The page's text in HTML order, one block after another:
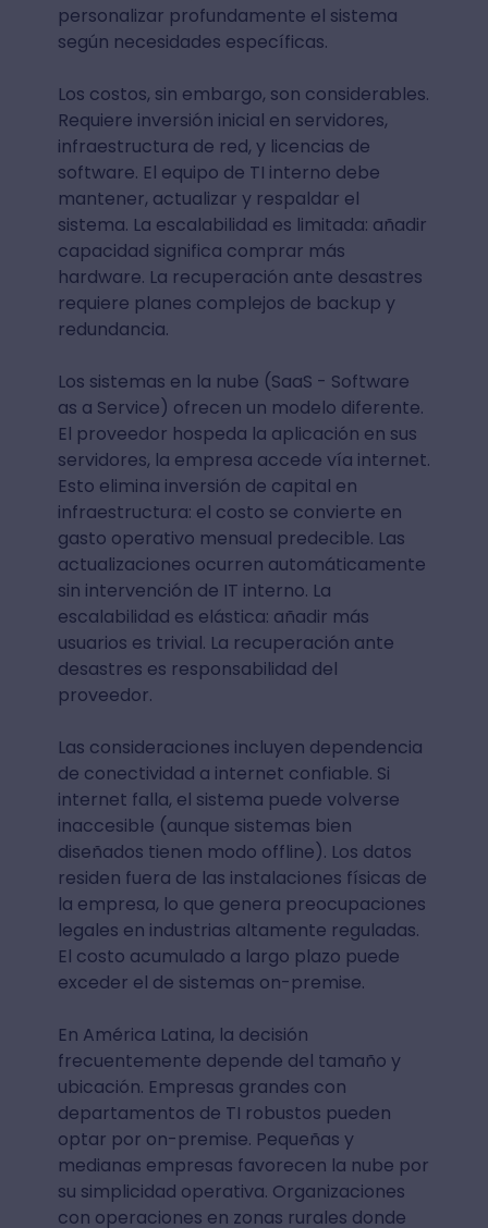
personalizar profundamente el sistema
según necesidades específicas.
Los costos, sin embargo, son considerables.
Requiere inversión inicial en servidores,
infraestructura de red, y licencias de
software. El equipo de TI interno debe
mantener, actualizar y respaldar el
sistema. La escalabilidad es limitada: añadir
capacidad significa comprar más
hardware. La recuperación ante desastres
requiere planes complejos de backup y
redundancia.
Los sistemas en la nube (SaaS - Software
as a Service) ofrecen un modelo diferente.
El proveedor hospeda la aplicación en sus
servidores, la empresa accede vía internet.
Esto elimina inversión de capital en
infraestructura: el costo se convierte en
gasto operativo mensual predecible. Las
actualizaciones ocurren automáticamente
sin intervención de IT interno. La
escalabilidad es elástica: añadir más
usuarios es trivial. La recuperación ante
desastres es responsabilidad del
proveedor.
Las consideraciones incluyen dependencia
de conectividad a internet confiable. Si
internet falla, el sistema puede volverse
inaccesible (aunque sistemas bien
diseñados tienen modo offline). Los datos
residen fuera de las instalaciones físicas de
la empresa, lo que genera preocupaciones
legales en industrias altamente reguladas.
El costo acumulado a largo plazo puede
exceder el de sistemas on-premise.
En América Latina, la decisión
frecuentemente depende del tamaño y
ubicación. Empresas grandes con
departamentos de TI robustos pueden
optar por on-premise. Pequeñas y
medianas empresas favorecen la nube por
su simplicidad operativa. Organizaciones
con operaciones en zonas rurales donde